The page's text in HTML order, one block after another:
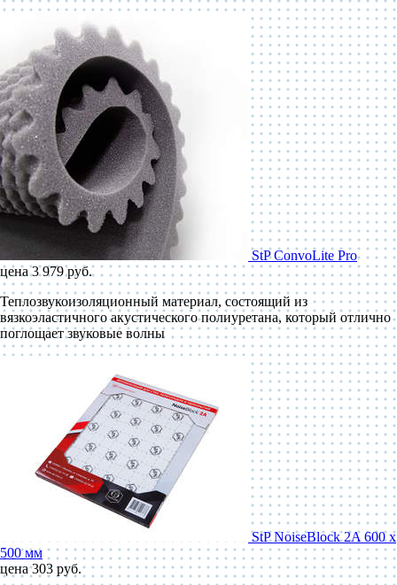
StP ConvoLite Pro
цена 3 979 руб.
Теплозвукоизоляционный материал, состоящий из
вязкоэластичного акустического полиуретана, который отлично
поглощает звуковые волны
StP NoiseBlock 2A 600 x
500 мм
цена 303 руб.